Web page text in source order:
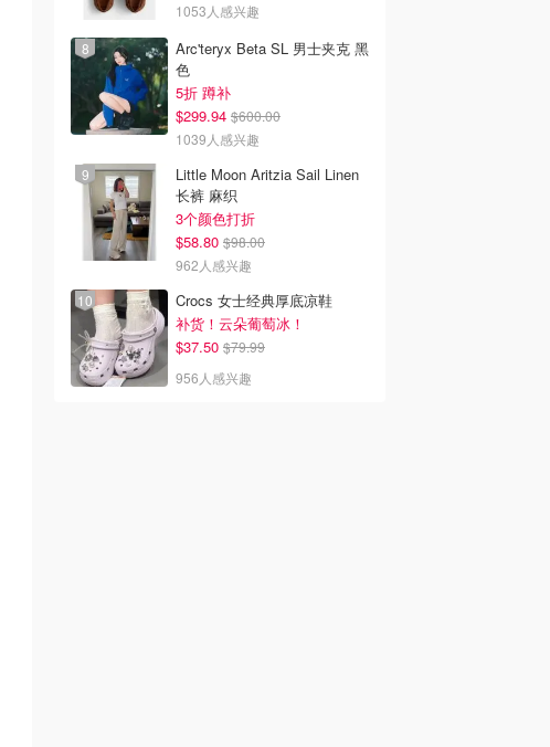
1053人感兴趣
Arc'teryx Beta SL 男士夹克 黑
色
5折 蹲补
$299.94 $600.00
1039人感兴趣
Little Moon Aritzia Sail Linen
长裤 麻织
3个颜色打折
$58.80 $98.00
962人感兴趣
Crocs 女士经典厚底凉鞋
补货！云朵葡萄冰！
$37.50 $79.99
956人感兴趣